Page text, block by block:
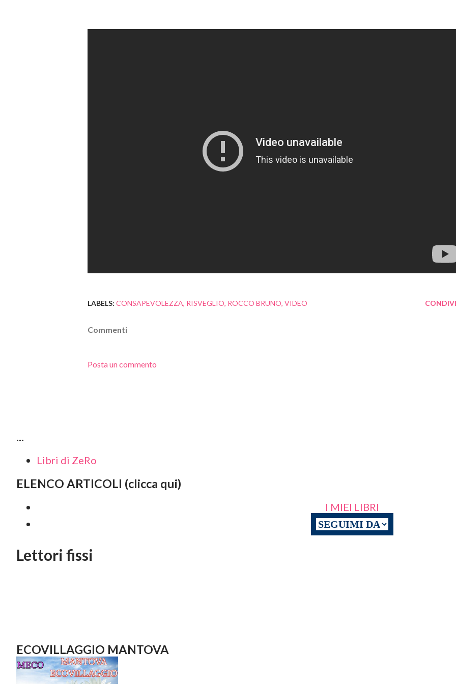
LABELS: CONSAPEVOLEZZA RISVEGLIO ROCCO BRUNO VIDEO
Commenti
Posta un commento
...
Libri di ZeRo
ELENCO ARTICOLI (clicca qui)
I MIEI LIBRI
Lettori fissi
ECOVILLAGGIO MANTOVA